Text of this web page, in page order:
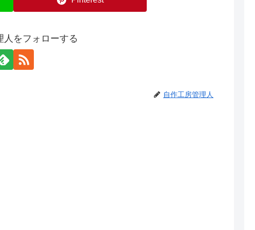
人をフォローする
自作工房管理人